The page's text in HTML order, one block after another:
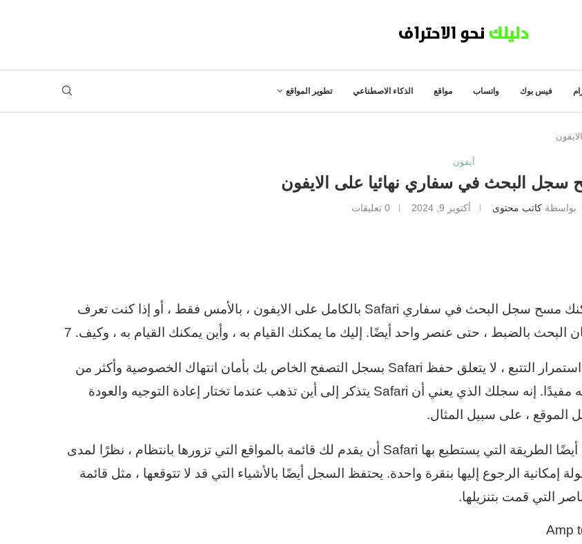
فيس بوك واتساب مواقع الذكاء الاصطناعي تطوير المواقع
آيفون
سجل البحث في سفاري نهائيا على الايفون
بواسطة كاتب محتوى أكتوبر 9, 2024 0 تعليقات
يمكنك مسح سجل البحث في سفاري Safari بالكامل على الايفون ، بالأمس فقط ، أو إذا كنت تعرف
البحث بالضبط ، حتى عنصر واحد أيضًا. إليك ما يمكنك القيام به ، وأين يمكنك القيام به ، وكيف. 7
مع استمرار التتبع ، لا يتعلق حفظ Safari بسجل التصفح الخاص بك بأمان انتهاك الخصوصية وأكثر من
كونه مفيدًا. إنه سجلك الذي يعني أن Safari يتذكر إلى أين تذهب عندما تختار إعادة التوجيه والعودة
الموقع ، على سبيل المثال.
إنها أيضًا الطريقة التي يستطيع بها Safari أن يقدم لك قائمة بالمواقع التي تزورها بانتظام ، نظرًا لمدى
إمكانية الرجوع إليها بنقرة واحدة. يحتفظ السجل أيضًا بالأشياء التي قد لا تتوقعها ، مثل قائمة
التي قمت بتنزيلها.
Amp